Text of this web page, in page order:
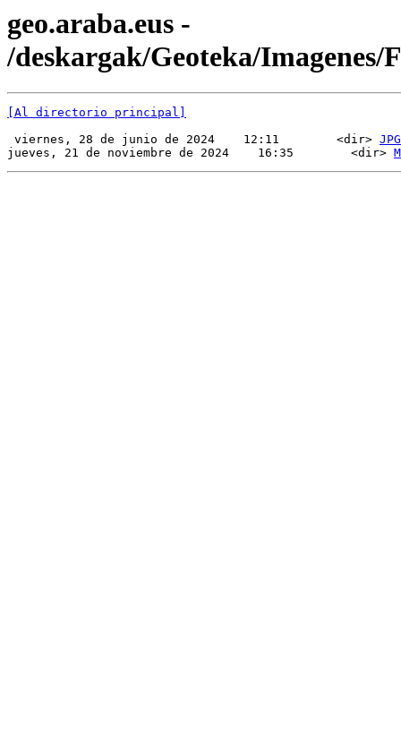
geo.araba.eus -
/deskargak/Geoteka/Imagenes/
[Al directorio principal]
viernes, 28 de junio de 2024    12:11        <dir> JPG
jueves, 21 de noviembre de 2024    16:35        <dir>